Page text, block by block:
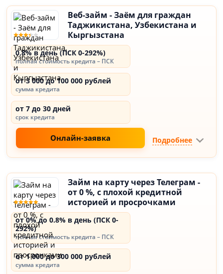
Веб-займ - Заём для граждан
Таджикистана, Узбекистана и
Кыргызстана
0,8% в день (ПСК 0-292%)
полная стоимость кредита – ПСК
от 3 000 до 100 000 рублей
сумма кредита
от 7 до 30 дней
срок кредита
Онлайн-заявка Подробнее
Займ на карту через Телеграм -
от 0 %, с плохой кредитной
историей и просрочками
от 0% до 0.8% в день (ПСК 0-
292%)
полная стоимость кредита – ПСК
от 1 000 до 300 000 рублей
сумма кредита